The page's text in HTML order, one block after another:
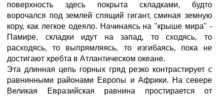
поверхность здесь покрыта складками, будто
ворочался под землей спящий гигант, сминая земную
кору, как легкое одеяло. Начинаясь на "крыше мира" -
Памире, складки идут на запад, то сходясь, то
расходясь, то выпрямляясь, то изгибаясь, пока не
достигают хребта в Атлантическом океане.
Эта длинная цепь горных гряд резко контрастирует с
равнинными районами Европы и Африки. На севере
Великая Евразийская равнина простирается от